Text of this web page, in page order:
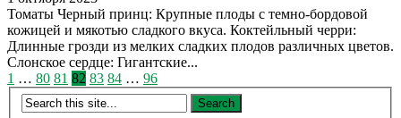
Томаты Черный принц: Крупные плоды с темно-бордовой
кожицей и мякотью сладкого вкуса. Коктейльный черри:
Длинные грозди из мелких сладких плодов различных цветов.
Слонское сердце: Гигантские...
Пагинация
записей
1 … 80 81 82 83 84 … 96